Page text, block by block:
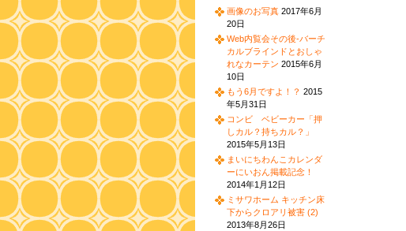
画像のお写真 2017年6月
20日
Web内覧会その後-バーチ
カルブラインドとおしゃ
れなカーテン 2015年6月
10日
もう6月ですよ！？ 2015
年5月31日
コンビ ベビーカー「押
しカル？持ちカル？」
2015年5月13日
まいにちわんこカレンダ
ーにいおん掲載記念！
2014年1月12日
ミサワホーム キッチン床
下からクロアリ被害 (2)
2013年8月26日